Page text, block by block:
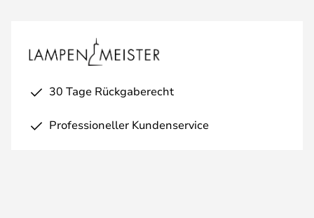
30 Tage Rückgaberecht
Professioneller Kundenservice